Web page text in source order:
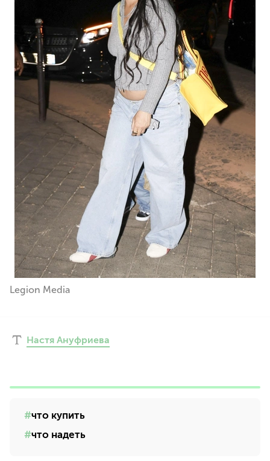
Legion Media
Настя Ануфриева
что купить
что надеть